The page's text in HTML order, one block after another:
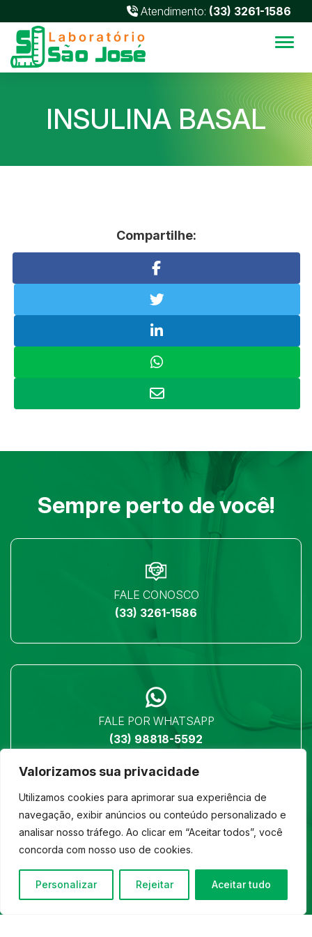
Valorizamos sua privacidade
Utilizamos cookies para aprimorar sua experiência de
navegação, exibir anúncios ou conteúdo personalizado e
analisar nosso tráfego. Ao clicar em “Aceitar todos”, você
concorda com nosso uso de cookies.
Personalizar Rejeitar Aceitar tudo
Atendimento: (33) 3261-1586
INSULINA BASAL
Compartilhe:
Sempre perto de você!
FALE CONOSCO
(33) 3261-1586
FALE POR WHATSAPP
(33) 98818-5592
LOCALIZAÇÃO